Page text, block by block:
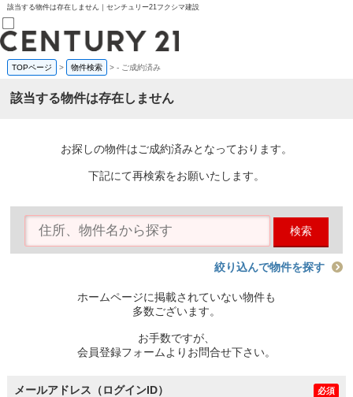
該当する物件は存在しません｜センチュリー21フクシマ建設
売買部
0120-800-844
賃貸部
会員メニュー
物件を探す
購入TOP
条件から探す
住宅ローン控除シミュレータ
TOPページ > 物件検索 >- ご成約済み
該当する物件は存在しません
お探しの物件はご成約済みとなっております。
下記にて再検索をお願いたします。
検索
絞り込んで物件を探す
ホームページに掲載されていない物件も
多数ございます。
お手数ですが、
会員登録フォームよりお問合せ下さい。
メールアドレス（ログインID） 必須